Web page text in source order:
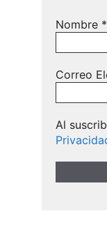
Nombre *
Correo
Al